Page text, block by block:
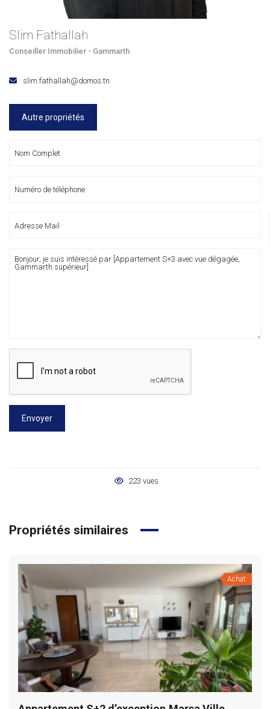
Slim Fathallah
Conseiller Immobilier - Gammarth
slim.fathallah@domos.tn
Autre propriétés
Envoyer
223 vues
Propriétés similaires
Achat